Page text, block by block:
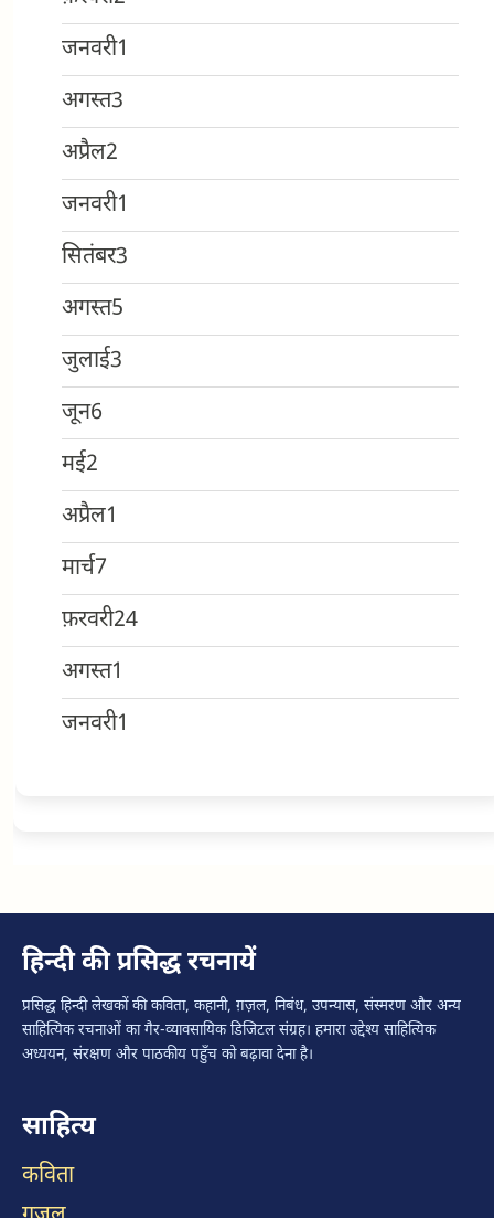
जनवरी1
अगस्त3
अप्रैल2
जनवरी1
सितंबर3
अगस्त5
जुलाई3
जून6
मई2
अप्रैल1
मार्च7
फ़रवरी24
अगस्त1
जनवरी1
हिन्दी की प्रसिद्ध रचनायें
प्रसिद्ध हिन्दी लेखकों की कविता, कहानी, ग़ज़ल, निबंध, उपन्यास, संस्मरण और अन्य
साहित्यिक रचनाओं का गैर-व्यावसायिक डिजिटल संग्रह। हमारा उद्देश्य साहित्यिक
अध्ययन, संरक्षण और पाठकीय पहुँच को बढ़ावा देना है।
साहित्य
कविता